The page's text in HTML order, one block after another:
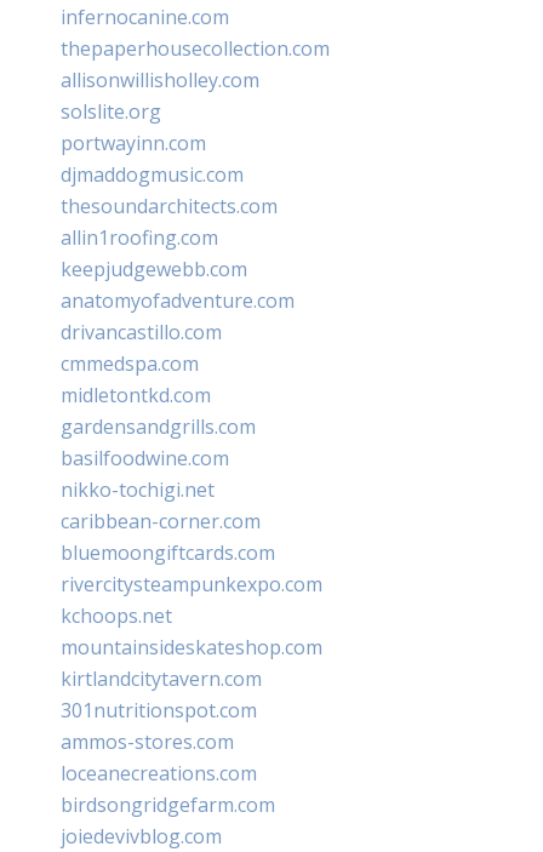
infernocanine.com
thepaperhousecollection.com
allisonwillisholley.com
solslite.org
portwayinn.com
djmaddogmusic.com
thesoundarchitects.com
allin1roofing.com
keepjudgewebb.com
anatomyofadventure.com
drivancastillo.com
cmmedspa.com
midletontkd.com
gardensandgrills.com
basilfoodwine.com
nikko-tochigi.net
caribbean-corner.com
bluemoongiftcards.com
rivercitysteampunkexpo.com
kchoops.net
mountainsideskateshop.com
kirtlandcitytavern.com
301nutritionspot.com
ammos-stores.com
loceanecreations.com
birdsongridgefarm.com
joiedevivblog.com